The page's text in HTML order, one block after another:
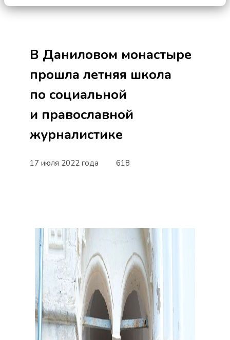
В Даниловом монастыре
прошла летняя школа
по социальной
и православной
журналистике
17 июля 2022 года 618